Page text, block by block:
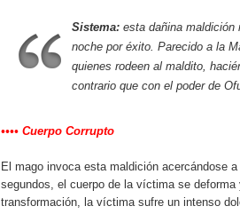
Sistema: esta dañina maldición
noche por éxito. Parecido a la
quienes rodeen al maldito,
contrario que con el poder de
•••• Cuerpo Corrupto
El mago invoca esta maldición acercándose
segundos, el cuerpo de la víctima se
transformación, la víctima sufre un intenso